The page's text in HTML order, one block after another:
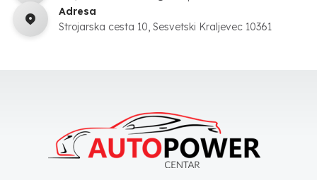
Adresa
Strojarska cesta 10, Sesvetski Kraljevec 10361